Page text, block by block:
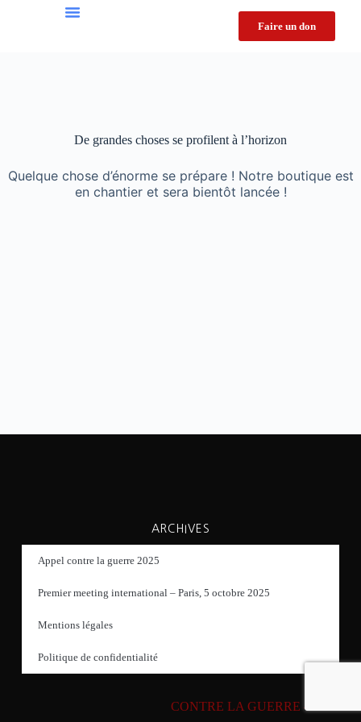
Faire un don
De grandes choses se profilent à l’horizon
Quelque chose d’énorme se prépare ! Notre boutique est
en chantier et sera bientôt lancée !
ARCHIVES
Appel contre la guerre 2025
Premier meeting international – Paris, 5 octobre 2025
Mentions légales
Politique de confidentialité
CONTRE LA GUERRE – 2026